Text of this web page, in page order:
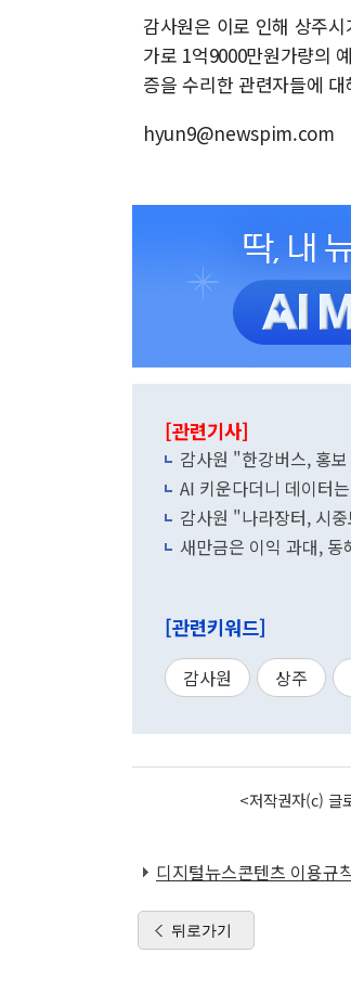
감사원은 이로 인해 상주
가로 1억9000만원가량의
증을 수리한 관련자들에
hyun9@newspim.com
[관련기사]
감사원 "한강버스, 홍
AI 키운다더니 데이터
감사원 "나라장터, 시
새만금은 이익 과대,
[관련키워드]
감사원 상주
<저작권자(c) 글
디지털뉴스콘텐츠 이용규
뒤로가기